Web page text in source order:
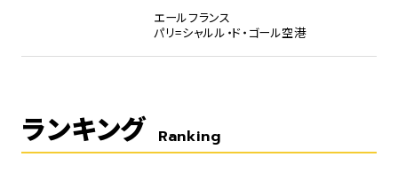
エールフランス
パリ=シャルル・ド・ゴール空港
ランキング Ranking